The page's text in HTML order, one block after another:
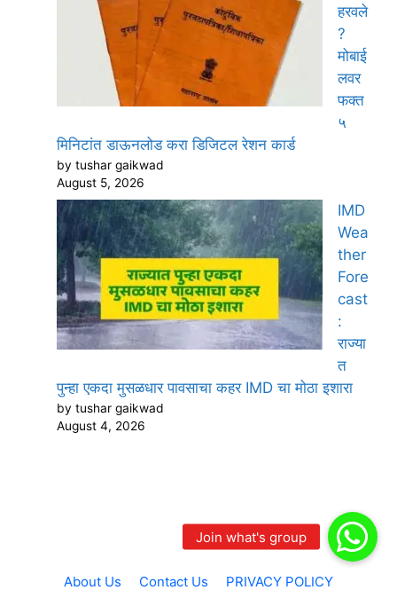
हरवले
?
मोबाई
लवर
फक्त
५
मिनिटांत डाऊनलोड करा डिजिटल रेशन कार्ड
by tushar gaikwad
August 5, 2026
IMD
Wea
ther
Fore
cast
:
राज्या
त
पुन्हा एकदा मुसळधार पावसाचा कहर IMD चा मोठा इशारा
by tushar gaikwad
August 4, 2026
About Us Contact Us PRIVACY POLICY